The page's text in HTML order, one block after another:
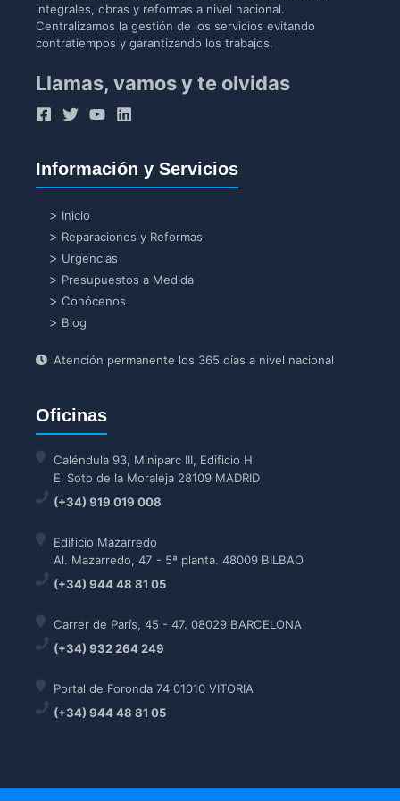
integrales, obras y reformas a nivel nacional.
Centralizamos la gestión de los servicios evitando
contratiempos y garantizando los trabajos.
Llamas, vamos y te olvidas
Información y Servicios
Inicio
Reparaciones y Reformas
Urgencias
Presupuestos a Medida
Conócenos
Blog
Atención permanente los 365 días a nivel nacional
Oficinas
Caléndula 93, Miniparc III, Edificio H
El Soto de la Moraleja 28109 MADRID
(+34) 919 019 008
Edificio Mazarredo
Al. Mazarredo, 47 - 5ª planta. 48009 BILBAO
(+34) 944 48 81 05
Carrer de París, 45 - 47. 08029 BARCELONA
(+34) 932 264 249
Portal de Foronda 74 01010 VITORIA
(+34) 944 48 81 05